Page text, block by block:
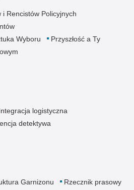
Rencistów Policyjnych
Wyboru
Przyszłość a Ty
logistyczna
detektywa
Garnizonu
Rzecznik prasowy